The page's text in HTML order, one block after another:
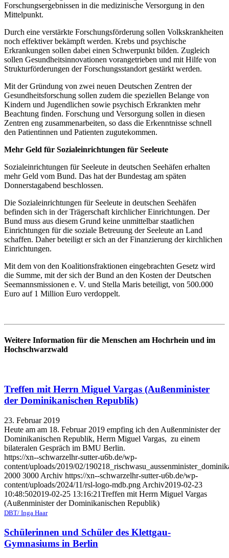
Forschungsergebnissen in die medizinische Versorgung in den
Mittelpunkt.
Durch eine verstärkte Forschungsförderung sollen Volkskrankheiten
noch effektiver bekämpft werden. Krebs und psychische
Erkrankungen sollen dabei einen Schwerpunkt bilden. Zugleich
sollen Gesundheitsinnovationen vorangetrieben und mit Hilfe von
Strukturförderungen der Forschungsstandort gestärkt werden.
Mit der Gründung von zwei neuen Deutschen Zentren der
Gesundheitsforschung sollen zudem die speziellen Belange von
Kindern und Jugendlichen sowie psychisch Erkrankten mehr
Beachtung finden. Forschung und Versorgung sollen in diesen
Zentren eng zusammenarbeiten, so dass die Erkenntnisse schnell
den Patientinnen und Patienten zugutekommen.
Mehr Geld für Sozialeinrichtungen für Seeleute
Sozialeinrichtungen für Seeleute in deutschen Seehäfen erhalten
mehr Geld vom Bund. Das hat der Bundestag am späten
Donnerstagabend beschlossen.
Die Sozialeinrichtungen für Seeleute in deutschen Seehäfen
befinden sich in der Trägerschaft kirchlicher Einrichtungen. Der
Bund muss aus diesem Grund keine unmittelbar staatlichen
Einrichtungen für die soziale Betreuung der Seeleute an Land
schaffen. Daher beteiligt er sich an der Finanzierung der kirchlichen
Einrichtungen.
Mit dem von den Koalitionsfraktionen eingebrachten Gesetz wird
die Summe, mit der sich der Bund an den Kosten der Deutschen
Seemannsmissionen e. V. und Stella Maris beteiligt, von 500.000
Euro auf 1 Million Euro verdoppelt.
Weitere Information für die Menschen am Hochrhein und im
Hochschwarzwald
Treffen mit Herrn Miguel Vargas (Außenminister
der Dominikanischen Republik)
23. Februar 2019
Heute am am 18. Februar 2019 empfing ich den Außenminister der
Dominikanischen Republik, Herrn Miguel Vargas, zu einem
bilateralen Gespräch im BMU Berlin.
https://xn--schwarzelhr-sutter-u6b.de/wp-
content/uploads/2019/02/
2000 3000 Archiv https://xn--schwarzelhr-sutter-u6b.de/wp-
content/uploads/2024/11/rsl-logo-mdb.png Archiv2019-02-23
10:48:502019-02-25 13:16:21Treffen mit Herrn Miguel Vargas
(Außenminister der Dominikanischen Republik)
DBT/ Inga Haar
Schülerinnen und Schüler des Klettgau-
Gymnasiums in Berlin